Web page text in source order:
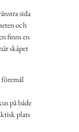
sida
och
finns en
skåpet
på både
plats